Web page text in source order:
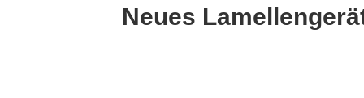
Neues